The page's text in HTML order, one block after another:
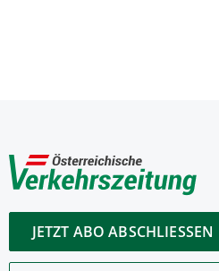
JETZT ABO ABSCHLIESSEN